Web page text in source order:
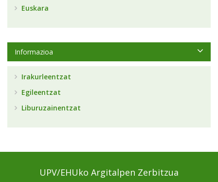
Euskara
Informazioa
Irakurleentzat
Egileentzat
Liburuzainentzat
UPV/EHUko Argitalpen Zerbitzua